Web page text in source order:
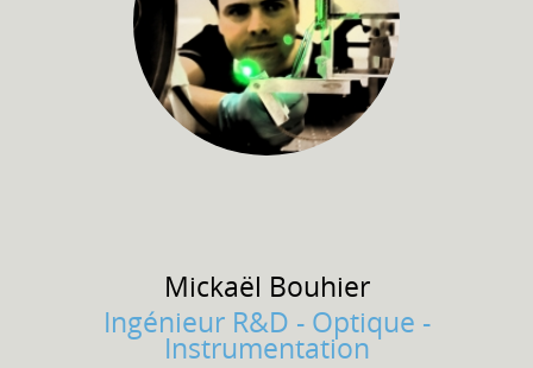
Mickaël Bouhier
Ingénieur R&D - Optique -
Instrumentation